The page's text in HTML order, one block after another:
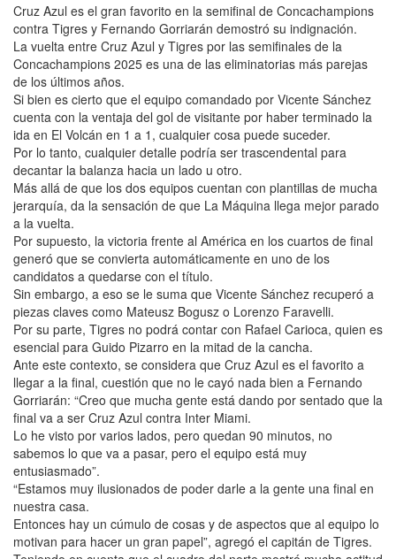
Cruz Azul es el gran favorito en la semifinal de Concachampions
contra Tigres y Fernando Gorriarán demostró su indignación.
La vuelta entre Cruz Azul y Tigres por las semifinales de la
Concachampions 2025 es una de las eliminatorias más parejas
de los últimos años.
Si bien es cierto que el equipo comandado por Vicente Sánchez
cuenta con la ventaja del gol de visitante por haber terminado la
ida en El Volcán en 1 a 1, cualquier cosa puede suceder.
Por lo tanto, cualquier detalle podría ser trascendental para
decantar la balanza hacia un lado u otro.
Más allá de que los dos equipos cuentan con plantillas de mucha
jerarquía, da la sensación de que La Máquina llega mejor parado
a la vuelta.
Por supuesto, la victoria frente al América en los cuartos de final
generó que se convierta automáticamente en uno de los
candidatos a quedarse con el título.
Sin embargo, a eso se le suma que Vicente Sánchez recuperó a
piezas claves como Mateusz Bogusz o Lorenzo Faravelli.
Por su parte, Tigres no podrá contar con Rafael Carioca, quien es
esencial para Guido Pizarro en la mitad de la cancha.
Ante este contexto, se considera que Cruz Azul es el favorito a
llegar a la final, cuestión que no le cayó nada bien a Fernando
Gorriarán: “Creo que mucha gente está dando por sentado que la
final va a ser Cruz Azul contra Inter Miami.
Lo he visto por varios lados, pero quedan 90 minutos, no
sabemos lo que va a pasar, pero el equipo está muy
entusiasmado”.
“Estamos muy ilusionados de poder darle a la gente una final en
nuestra casa.
Entonces hay un cúmulo de cosas y de aspectos que al equipo lo
motivan para hacer un gran papel”, agregó el capitán de Tigres.